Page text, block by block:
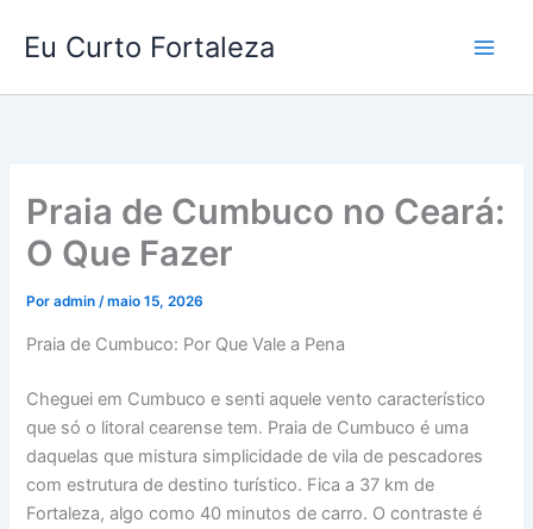
para
conteúdo
Eu Curto Fortaleza
Praia de Cumbuco no Ceará:
O Que Fazer
Poradmin/maio 15, 2026
Praia de Cumbuco: Por Que Vale a Pena
Cheguei em Cumbuco e senti aquele vento característico
que só o litoral cearense tem. Praia de Cumbuco é uma
daquelas que mistura simplicidade de vila de pescadores
com estrutura de destino turístico. Fica a 37 km de
Fortaleza, algo como 40 minutos de carro. O contraste é